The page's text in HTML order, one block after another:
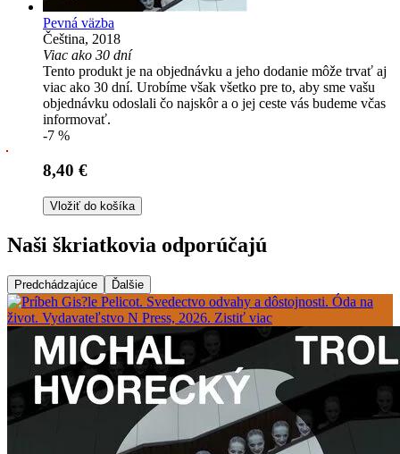
Pevná väzba
Čeština, 2018
Viac ako 30 dní
Tento produkt je na objednávku a jeho dodanie môže trvať aj
viac ako 30 dní. Urobíme však všetko pre to, aby sme vašu
objednávku odoslali čo najskôr a o jej ceste vás budeme včas
informovať.
-7 %
8,40 €
Vložiť do košíka
Naši škriatkovia odporúčajú
Predchádzajúce Ďalšie